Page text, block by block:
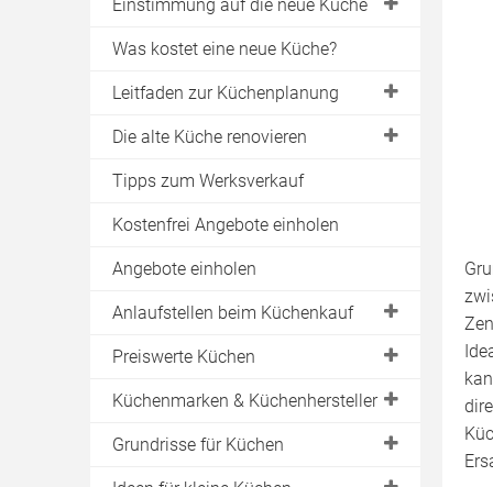
Einstimmung auf die neue Küche
Trends bei der Küchenplanung
Küchenrenovierung bei
Mietverhältnis
Was zeichnet moderne Küchen aus?
Was kostet eine neue Küche?
Leitfaden zur Küchenplanung
Planungsschritt 1: Küchenaufmaß
Planungsschritt 2: Gewohnheiten
Planungsschritt 4: Ergonomie
Planungsschritt 5: Arbeitshöhe
Planungsschritt 6: Designkonzept
Planungsschritt 7: Arbeitsplatten
Planungsschritt 8: Küchenschränke
Die alte Küche renovieren
Die Optik neu gestalten
Küchengeräte modernisieren
Die Küche neu einrichten
Do-it-yourself Ideen
Küchenfronten erneuern
Arbeitsplatten erneuern
Tipps zum Werksverkauf
Kostenfrei Angebote einholen
Angebote einholen
Anlaufstellen beim Küchenkauf
Was kostet eine neue Küche?
Kostenfrei Angebote einholen
Preiswerte Küchen
Preisvergleich für Küchen
Küchenmarken & Küchenhersteller
Express Küchen
Pino Küchen
Grundrisse für Küchen